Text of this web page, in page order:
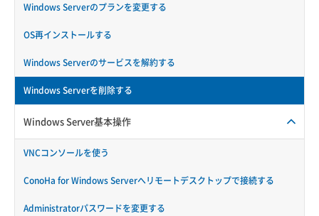
Windows Serverのプランを変更する
OS再インストールする
Windows Serverのサービスを解約する
Windows Serverを削除する
Windows Server基本操作
VNCコンソールを使う
ConoHa for Windows Serverへリモートデスクトップで接続する
Administratorパスワードを変更する